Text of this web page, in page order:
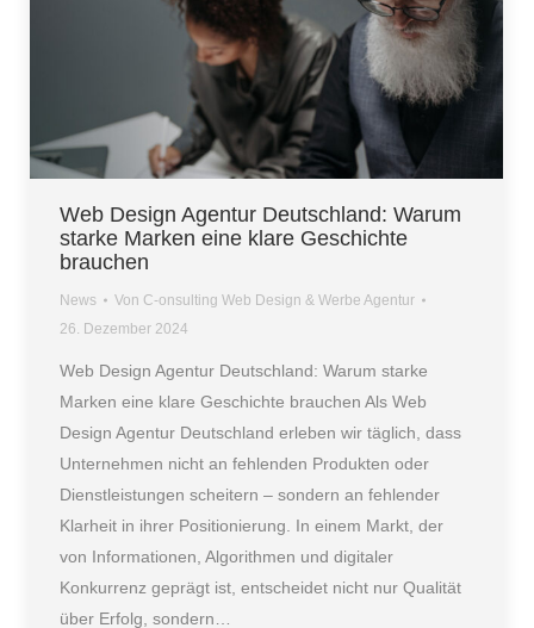
Web Design Agentur Deutschland: Warum
starke Marken eine klare Geschichte
brauchen
News Von C-onsulting Web Design & Werbe Agentur
26. Dezember 2024
Web Design Agentur Deutschland: Warum starke
Marken eine klare Geschichte brauchen Als Web
Design Agentur Deutschland erleben wir täglich, dass
Unternehmen nicht an fehlenden Produkten oder
Dienstleistungen scheitern – sondern an fehlender
Klarheit in ihrer Positionierung. In einem Markt, der
von Informationen, Algorithmen und digitaler
Konkurrenz geprägt ist, entscheidet nicht nur Qualität
über Erfolg, sondern…